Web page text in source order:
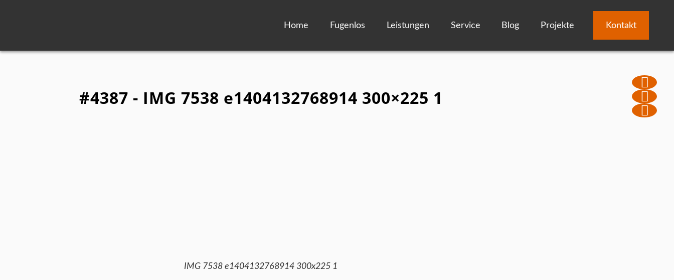
Home Fugenlos Leistungen Service Blog Projekte Kontakt
#4387 - IMG 7538 e1404132768914 300×225 1
IMG 7538 e1404132768914 300x225 1